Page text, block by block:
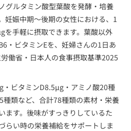
グルタミン酸型葉酸を発酵・培養
妊娠中期〜後期の女性における、1
を手軽に摂取できます。葉酸以外
・ビタミンEを、妊婦さんの1日あ
働省・日本人の食事摂取基準2025
・ビタミンD8.5µg・アミノ酸20種
類など、合計78種類の素材・栄養
ます。後味がすっきりしているた
らい時の栄養補給をサポートしま